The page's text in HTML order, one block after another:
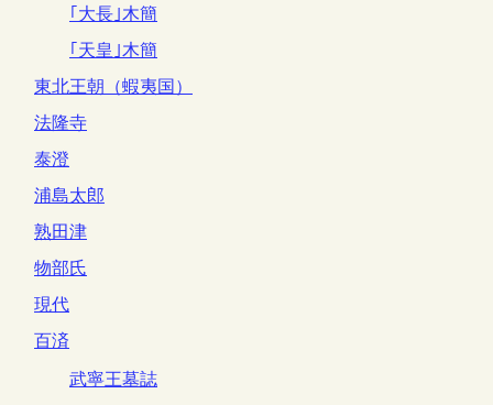
｢大長｣木簡
｢天皇｣木簡
東北王朝（蝦夷国）
法隆寺
泰澄
浦島太郎
熟田津
物部氏
現代
百済
武寧王墓誌